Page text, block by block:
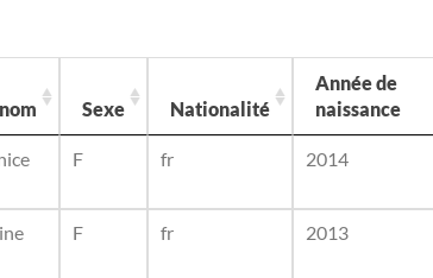
Sexe Nationalité
Année de
naissance
F fr 2014
F fr 2013